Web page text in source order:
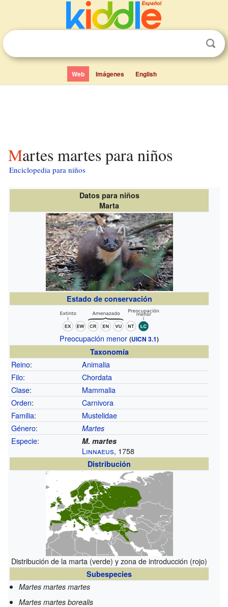
Web Imágenes English
Martes martes para niños
Enciclopedia para niños
Datos para niños
Marta
Estado de conservación
Preocupación menor (UICN 3.1)
Taxonomía
Reino:
Animalia
Filo:
Chordata
Clase:
Mammalia
Orden:
Carnivora
Familia:
Mustelidae
Género: Martes
Especie: M. martes
Linnaeus, 1758
Distribución
Distribución de la marta (verde) y zona de introducción (rojo)
Subespecies
Martes martes martes
Martes martes borealis